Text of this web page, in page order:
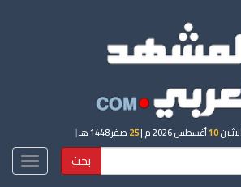
10أغسطس 2026 م | 25 صفر 1448 هـ |
بحث